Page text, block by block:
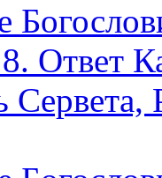
Ответ
Сервета,